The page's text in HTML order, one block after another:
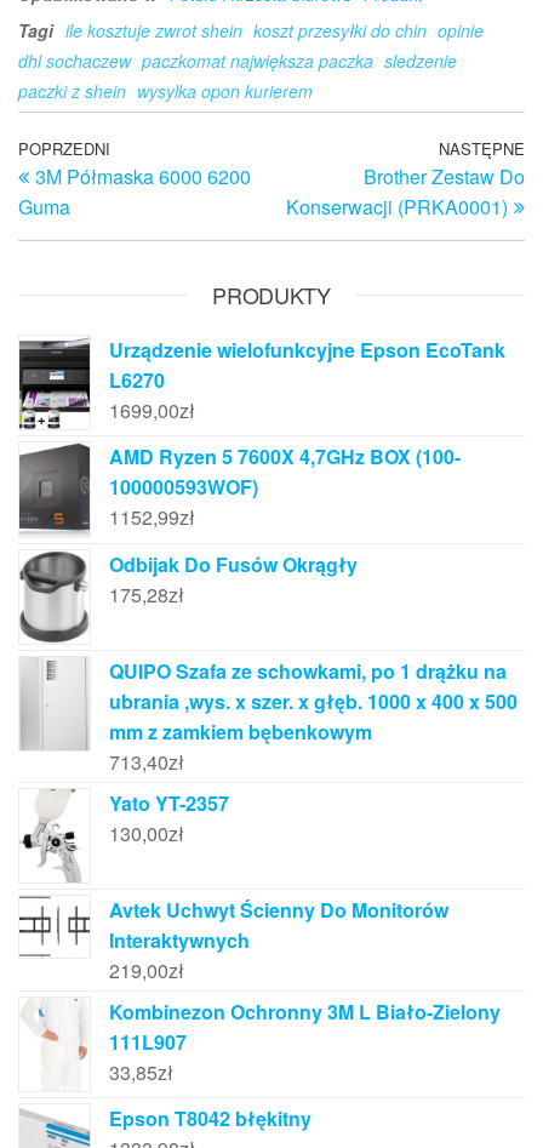
Tagi ile kosztuje zwrot shein koszt przesyłki do chin opinie
dhl sochaczew paczkomat największa paczka sledzenie
paczki z shein wysylka opon kurierem
Nawigacja
wpisu
Poprzedni
wpis
POPRZEDNI
3M Półmaska 6000 6200
Guma
NASTĘPNE
Brother Zestaw Do
Konserwacji (PRKA0001)
PRODUKTY
Urządzenie wielofunkcyjne Epson EcoTank
L6270
1699,00zł
AMD Ryzen 5 7600X 4,7GHz BOX (100-
100000593WOF)
1152,99zł
Odbijak Do Fusów Okrągły
175,28zł
QUIPO Szafa ze schowkami, po 1 drążku na
ubrania ,wys. x szer. x głęb. 1000 x 400 x 500
mm z zamkiem bębenkowym
713,40zł
Yato YT-2357
130,00zł
Avtek Uchwyt Ścienny Do Monitorów
Interaktywnych
219,00zł
Kombinezon Ochronny 3M L Biało-Zielony
111L907
33,85zł
Epson T8042 błękitny